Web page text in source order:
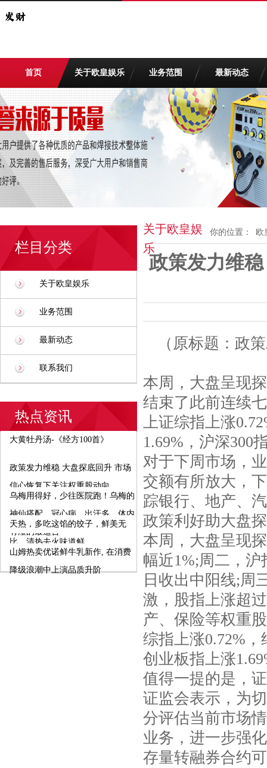
首页 关于欧皇娱乐 业务范围 最新动态
栏目分类
关于欧皇娱乐
业务范围
最新动态
联系我们
热点资讯
大黄牡丹汤-《经方100首》
政策发力维稳 大盘探底回升 市场
信心恢复下关注权重股动向
乌梅用得好，少往医院跑！乌梅的
神仙搭配，冠心病，出汗多，体内
有湿的最适合
天热，多吃这馅的饺子，鲜美无
比，清热去火味道鲜
山姆热卖优诺鲜牛乳新作, 在消费
降级浪潮中上演品质升阶
你的位置： 欧
关于欧皇娱
乐
政策发力维
（原标题：政
本周，大盘呈现
结束了此前连续
上证综指上涨
1.69%，沪深300
对于下周市场，
交额有所放大，
踪银行、地产、
政策利好助大盘
本周，大盘呈现
幅近1%;周二，
日收出中阳线;周
激，股指上涨超
产、保险等权重
综指上涨0.72%
创业板指上涨
值得一提的是，
证监会表示，为
分评估当前市场
业务，进一步强
存量转融券合约